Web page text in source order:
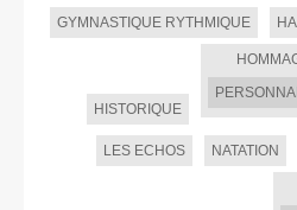
GYMNASTIQUE RYTHMIQUE
HISTORIQUE
LES ECHOS NATATION